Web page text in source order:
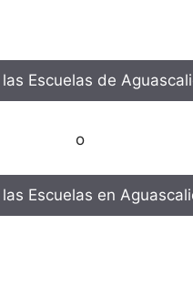
Escuelas de
o
Escuelas en